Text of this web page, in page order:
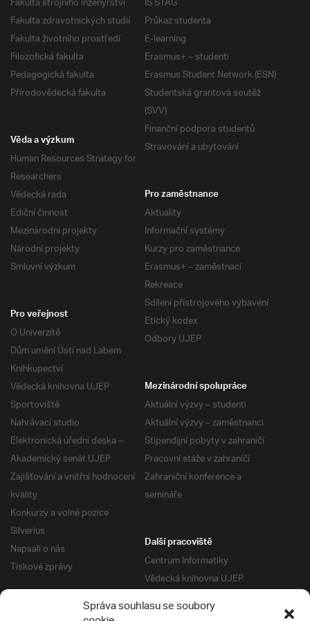
Správa souhlasu se soubory
Fakulta zdravotnických studií
Fakulta životního prostředí
Filozofická fakulta
Pedagogická fakulta
Přírodovědecká fakulta
Průkaz studenta
E-learning
Erasmus+ – studenti
Erasmus Student Network (ESN)
Studentská grantová soutěž
(SVV)
Finanční podpora studentů
Stravování a ubytování
Věda a výzkum
Human Resources Strategy for
Researchers
Vědecká rada
Ediční činnost
Mezinárodní projekty
Národní projekty
Smluvní výzkum
Pro zaměstnance
Aktuality
Informační systémy
Kurzy pro zaměstnance
Erasmus+ – zaměstnaci
Rekreace
Sdílení přístrojového vybavení
Etický kodex
Odbory UJEP
Pro veřejnost
O Univerzitě
Dům umění Ústí nad Labem
Knihkupectví
Vědecká knihovna UJEP
Sportoviště
Nahrávací studio
Elektronická úřední deska –
Akademický senát UJEP
Zajišťování a vnitřní hodnocení
kvality
Konkurzy a volné pozice
Silverius
Napsali o nás
Tiskové zprávy
Mezinárodní spolupráce
Aktuální výzvy – studenti
Aktuální výzvy – zaměstnanci
Stipendijní pobyty v zahraničí
Pracovní stáže v zahraničí
Zahraniční konference a
semináře
Další pracoviště
Centrum Informatiky
Vědecká knihovna UJEP
Správa kolejí a menz
Univerzitní centrum podpory